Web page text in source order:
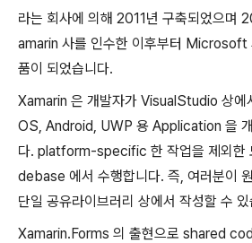
라는 회사에 의해 2011년 구축되었으
amarin 사를 인수한 이후부터 Microsoft
품이 되었습니다.
Xamarin 은 개발자가 VisualStudio 상에
OS, Android, UWP 용 Application 을 개
다. platform-specific 한 작업을 제외한
debase 에서 수행합니다. 즉, 여러분이
단일 공유라이브러리 상에서 작성할 수
Xamarin.Forms 의 출현으로 shared